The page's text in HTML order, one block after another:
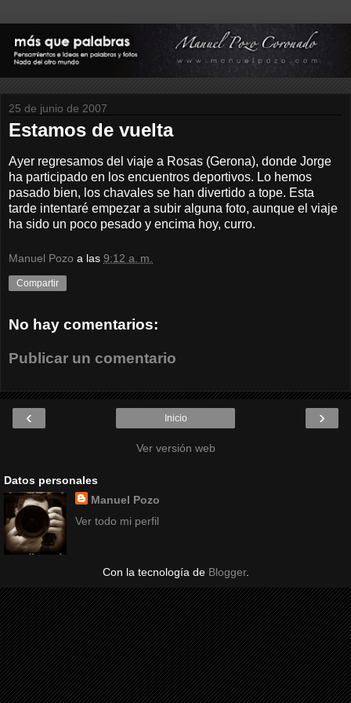
25 de junio de 2007
Estamos de vuelta
Ayer regresamos del viaje a Rosas (Gerona), donde Jorge
ha participado en los encuentros deportivos. Lo hemos
pasado bien, los chavales se han divertido a tope. Esta
tarde intentaré empezar a subir alguna foto, aunque el viaje
ha sido un poco pesado y encima hoy, curro.
Manuel Pozo a las 9:12 a. m.
Compartir
No hay comentarios:
Publicar un comentario
‹ ›
Inicio
Ver versión web
Datos personales
Manuel Pozo
Ver todo mi perfil
Con la tecnología de Blogger.